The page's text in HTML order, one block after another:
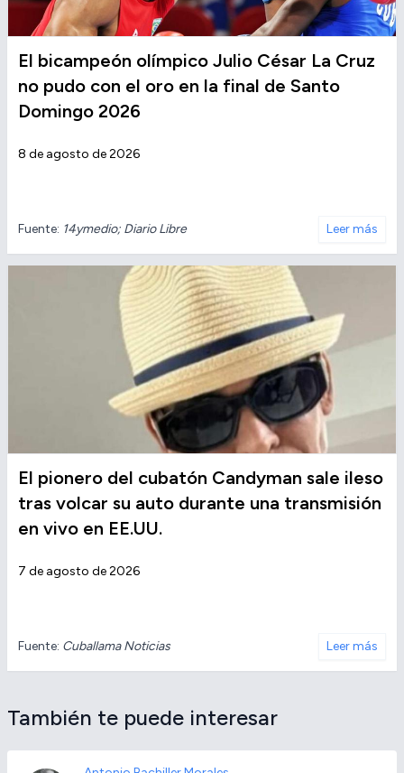
El bicampeón olímpico Julio César La Cruz
no pudo con el oro en la final de Santo
Domingo 2026
8 de agosto de 2026
Fuente: 14ymedio; Diario Libre Leer más
El pionero del cubatón Candyman sale ileso
tras volcar su auto durante una transmisión
en vivo en EE.UU.
7 de agosto de 2026
Fuente: Cuballama Noticias Leer más
También te puede interesar